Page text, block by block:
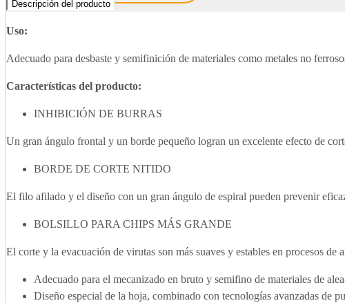
Descripción del producto
Uso:
Adecuado para desbaste y semifinición de materiales como metales no
Características del producto:
INHIBICIÓN DE BURRAS
Un gran ángulo frontal y un borde pequeño logran un excelente efecto de
BORDE DE CORTE NITIDO
El filo afilado y el diseño con un gran ángulo de espiral pueden prevenir
BOLSILLO PARA CHIPS MÁS GRANDE
El corte y la evacuación de virutas son más suaves y estables en procesos de
Adecuado para el mecanizado en bruto y semifino de materiales de
Diseño especial de la hoja, combinado con tecnologías avanzadas de